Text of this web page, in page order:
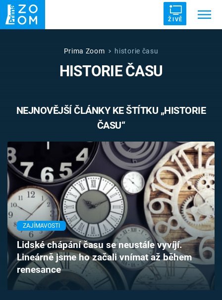
ŽIVĚ
UFO DRUHÁ SVĚTOVÁ VÁLKA
VETŘELCI DÁVNOVĚKU
Témata
Pořady
TV Program
Časopis
Sledujte prima+
Přihlášení
Prima Zoom historie času
HISTORIE ČASU
NEJNOVĚJŠÍ ČLÁNKY KE ŠTÍTKU „HISTORIE
ČASU“
ZAJÍMAVOSTI
Lidské chápání času se neustále vyvíjí.
Lineárně jsme ho začali vnímat až během
renesance